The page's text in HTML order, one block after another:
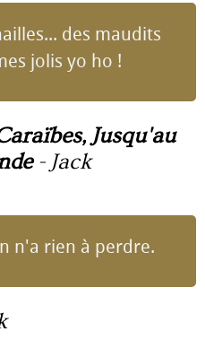
des maudits
jolis yo ho !
Jusqu'au
- Jack
n'a rien à perdre.